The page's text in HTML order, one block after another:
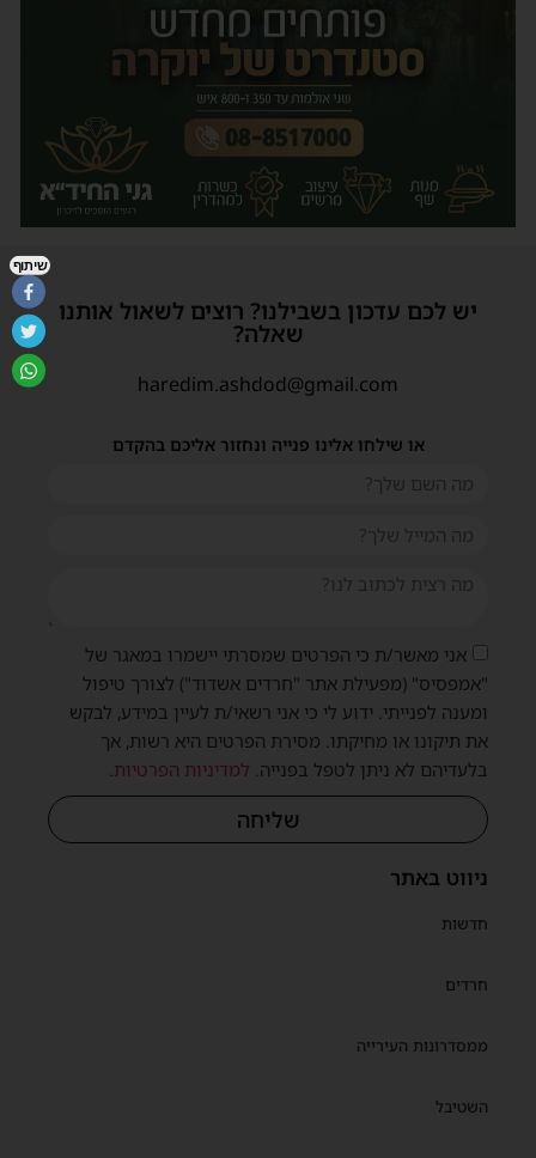
ניווט באתר
חדשות
חרדים
ממסדרונות העירייה
השטיבל
יש לכם עדכון בשבילנו? רוצים לשאול אותנו
שאלה?
haredim.ashdod@gmail.com
או שילחו אלינו פנייה ונחזור אליכם בהקדם
אני מאשר/ת כי הפרטים שמסרתי יישמרו במאגר של
"אמפסיס" (מפעילת אתר "חרדים אשדוד") לצורך טיפול
ומענה לפנייתי. ידוע לי כי אני רשאי/ת לעיין במידע, לבקש
את תיקונו או מחיקתו. מסירת הפרטים היא רשות, אך
בלעדיהם לא ניתן לטפל בפנייה. למדיניות הפרטיות
שליחה
שיתוף